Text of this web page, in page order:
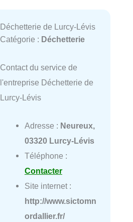
Déchetterie de Lurcy-Lévis
Catégorie : Déchetterie
Contact du service de
l'entreprise Déchetterie de
Lurcy-Lévis
Adresse : Neureux,
03320 Lurcy-Lévis
Téléphone :
Contacter
Site internet :
http://www.sictomn
ordallier.fr/